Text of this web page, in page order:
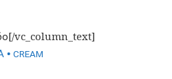
[/vc_column_text]
•CREAM